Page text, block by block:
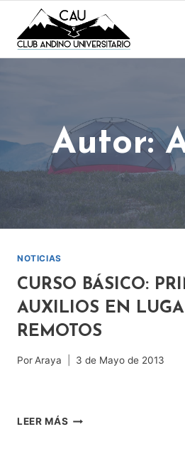
contenido
Autor:
NOTICIAS
CURSO BÁSICO:
AUXILIOS EN
REMOTOS
PorAraya 3 de Mayo de 2013
LEER MÁS CURSO